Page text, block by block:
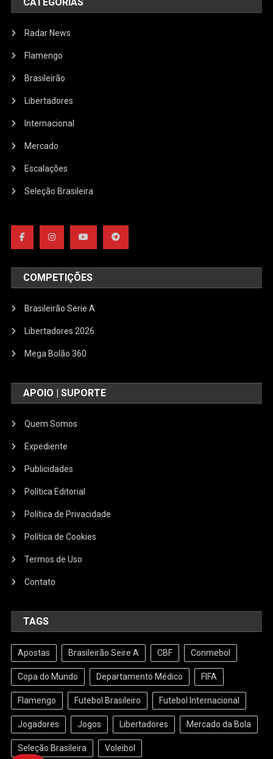
CATEGORIAS
Radar News
Flamengo
Brasileirão
Libertadores
Internacional
Mercado
Escalações
Seleção Brasileira
COMPETIÇÕES
Brasileirão Serie A
Libertadores 2026
Mega Bolão 360
APOIO | SUPORTE
Quem Somos
Expediente
Publicidades
Política Editorial
Política de Privacidade
Política de Cookies
Termos de Uso
Contato
TAGS
Apostas Brasileirão Seire A CBF Conmebol
Copa do Mundo Departamento Médico FIFA
Flamengo Futebol Brasileiro Futebol Internacional
Jogadores Jogos Libertadores Mercado da Bola
Seleção Brasileira Voleibol